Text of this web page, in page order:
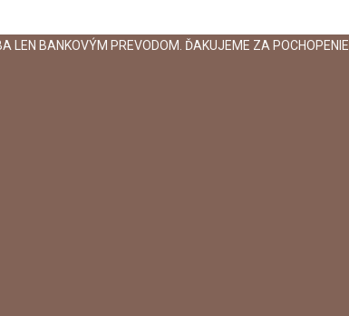
BANKOVÝM PREVODOM. ĎAKUJEME ZA POCHOPENIE.